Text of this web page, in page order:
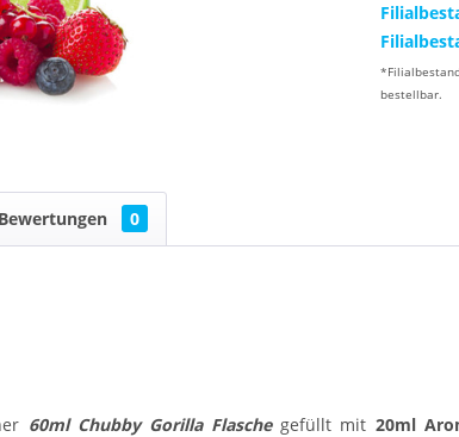
bestellbar.
Bewertungen 0
60ml Chubby Gorilla Flaschegefüllt mit 20ml